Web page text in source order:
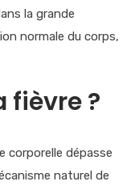
la grande
normale du corps,
fièvre ?
corporelle dépasse
naturel de